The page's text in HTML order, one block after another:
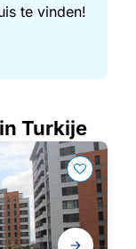
te vinden!
Turkije